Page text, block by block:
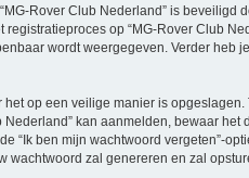
Rover Club Nederland” is
op “MG-Rover Club
wordt weergegeven. Verder
op een veilige manier is
kan aanmelden, bewaar
“Ik ben mijn wachtwoord vergeten”-
zal genereren en zal